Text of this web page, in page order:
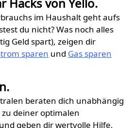
im Haushalt geht aufs
du nicht? Was noch alles
Geld spart), zeigen dir
sparen und Gas sparen
beraten dich unabhängig
deiner optimalen
geben dir wertvolle Hilfe,